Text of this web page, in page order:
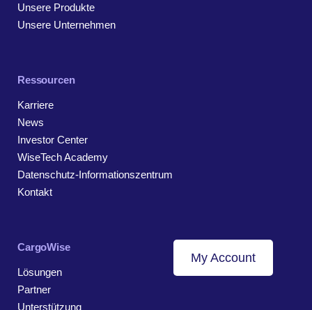
Unsere Produkte
Unsere Unternehmen
Ressourcen
Karriere
News
Investor Center
WiseTech Academy
Datenschutz-Informationszentrum
Kontakt
CargoWise
Lösungen
Partner
Unterstützung
My Account